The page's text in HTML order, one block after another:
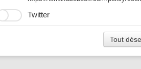
Twitter
Les tweets intégrés et les services
En activant et utilisant ceux-ci, vous
https://help.twitter.com/fr/rules-and-
Tout